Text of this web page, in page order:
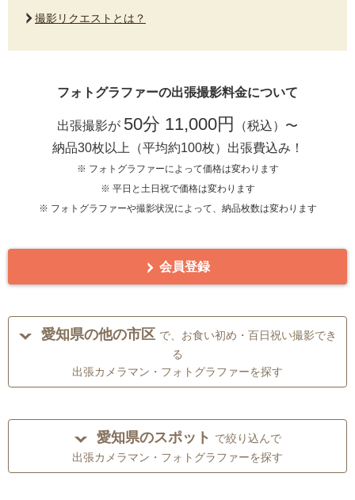
撮影リクエストとは？
フォトグラファーの出張撮影料金について
出張撮影が 50分 11,000円
（税込）〜
納品30枚以上（平均約100枚）出張費込み！
※ フォトグラファーによって価格は変わります
※ 平日と土日祝で価格は変わります
※ フォトグラファーや撮影状況によって、納品枚数は変わります
会員登録
愛知県の他の市区 で、お食い初め・百日祝い撮影でき
る
出張カメラマン・フォトグラファーを探す
愛知県のスポット で絞り込んで
出張カメラマン・フォトグラファーを探す